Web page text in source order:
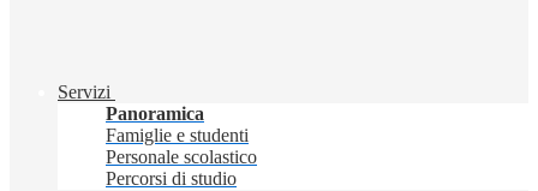
Servizi
Panoramica
Famiglie e studenti
Personale scolastico
Percorsi di studio